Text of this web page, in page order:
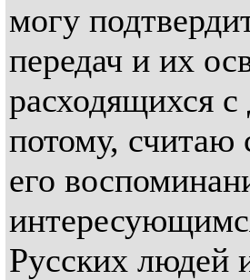
могу
передач и их
расходящихся
потому, считаю
его
Русских людей